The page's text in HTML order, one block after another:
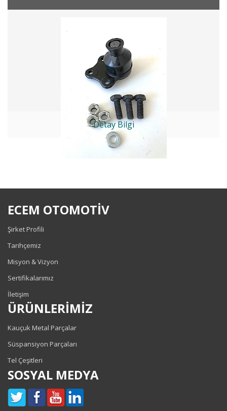
Detay Bilgi
ECEM OTOMOTİV
Şirket Profili
Tarihçemiz
Misyon & Vizyon
Sertifikalarımız
İletişim
ÜRÜNLERİMİZ
Kauçuk Metal Parçalar
Süspansiyon Parçaları
Tel Çeşitleri
SOSYAL MEDYA